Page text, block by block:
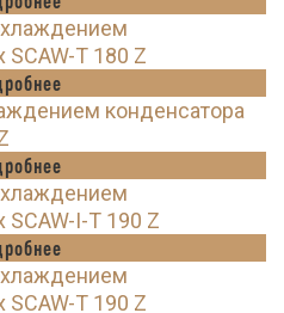
SCAW-T 180 Z
конденсатора
SCAW-I-T 190 Z
SCAW-T 190 Z